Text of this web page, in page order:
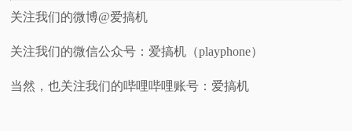
关注我们的微博@爱搞机
关注我们的微信公众号：爱搞机（playphone）
当然，也关注我们的哔哩哔哩账号：爱搞机